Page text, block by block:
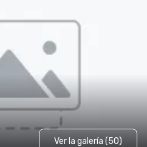
Ver la galería (50)